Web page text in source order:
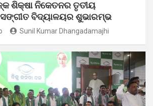
ଶିକ୍ଷା ନିକେତନର ତୃତୀୟ
ସଙ୍ଗୀତ ବିଦ୍ୟାଳୟର ଶୁଭାରମ୍ଭ
Sunil Kumar Dhangadamajhi